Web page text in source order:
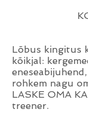
Lõbus kingitus
kõikjal:
rohkem nagu
LASKE OMA
treener.